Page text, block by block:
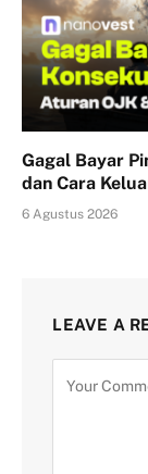
Gagal Bayar
dan Cara
6 Agustus 2026
LEAVE A